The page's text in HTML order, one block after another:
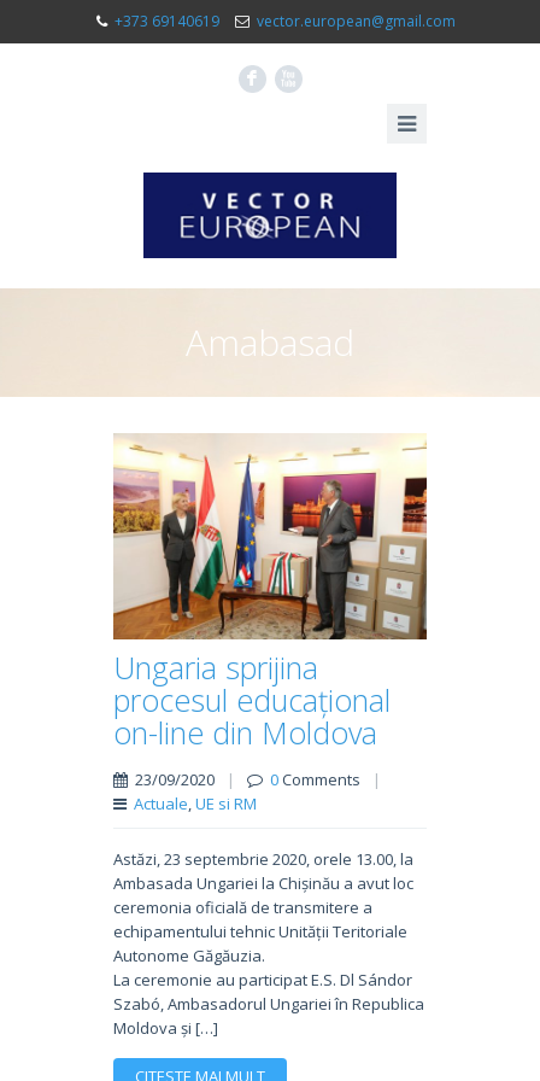
+373 69140619 vector.european@gmail.com
F X
Amabasad
Ungaria sprijina
procesul educațional
on-line din Moldova
23/09/2020 | 0Comments
|
Actuale,UE si RM
Astăzi, 23 septembrie 2020, orele 13.00, la
Ambasada Ungariei la Chișinău a avut loc
ceremonia oficială de transmitere a
echipamentului tehnic Unității Teritoriale
Autonome Găgăuzia.
La ceremonie au participat E.S. Dl Sándor
Szabó, Ambasadorul Ungariei în Republica
Moldova și […]
CITESTE MAI MULT